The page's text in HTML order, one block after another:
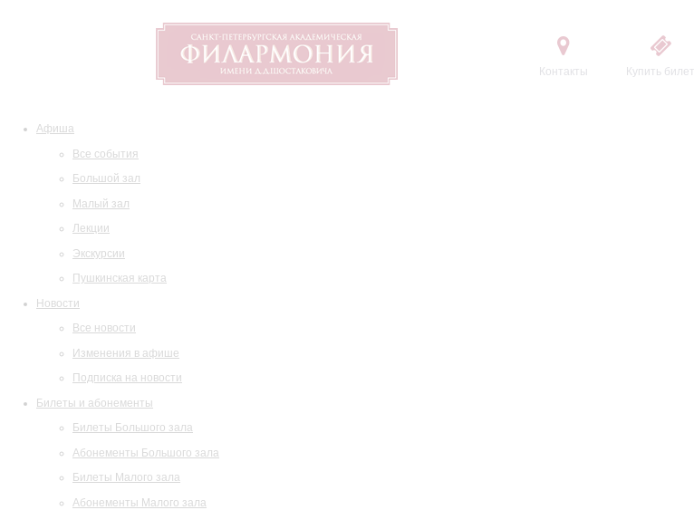
Контакты Купить билет
Афиша
Все события
Большой зал
Малый зал
Лекции
Экскурсии
Пушкинская карта
Новости
Все новости
Изменения в афише
Подписка на новости
Билеты и абонементы
Билеты Большого зала
Абонементы Большого зала
Билеты Малого зала
Абонементы Малого зала